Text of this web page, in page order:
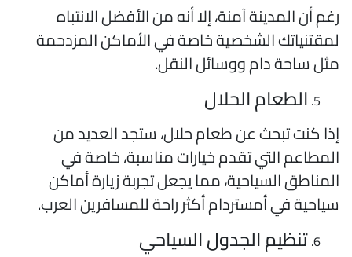
أن المدينة آمنة، إلا أنه من الأفضل الانتباه
الشخصية خاصة في الأماكن المزدحمة
ساحة دام ووسائل النقل.
الطعام الحلال
كنت تبحث عن طعام حلال، ستجد العديد من
التي تقدم خيارات مناسبة، خاصة في
السياحية، مما يجعل تجربة زيارة أماكن
في أمستردام أكثر راحة للمسافرين العرب.
تنظيم الجدول السياحي